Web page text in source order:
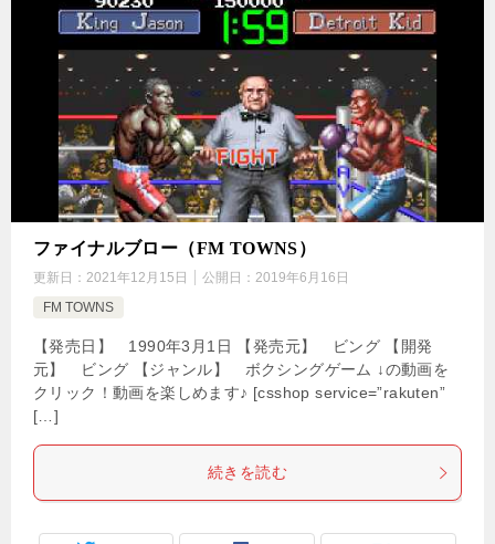
ファイナルブロー（FM TOWNS）
更新日： 2021年12月15日 公開日： 2019年6月16日
FM TOWNS
【発売日】 1990年3月1日 【発売元】 ビング 【開発
元】 ビング 【ジャンル】 ボクシングゲーム ↓の動画を
クリック！動画を楽しめます♪ [csshop service=”rakuten”
[…]
続きを読む